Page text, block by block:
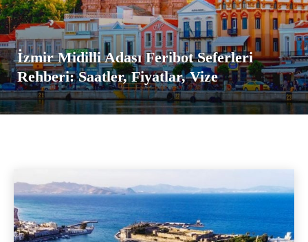
İzmir Midilli Adası Feribot Seferleri
Rehberi: Saatler, Fiyatlar, Vize